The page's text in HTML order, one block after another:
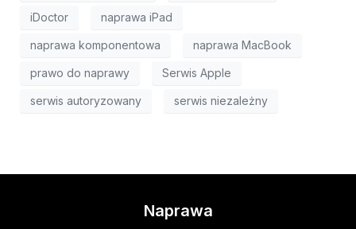
iDoctor naprawa iPad
naprawa komponentowa naprawa MacBook
prawo do naprawy Serwis Apple
serwis autoryzowany serwis niezależny
Naprawa